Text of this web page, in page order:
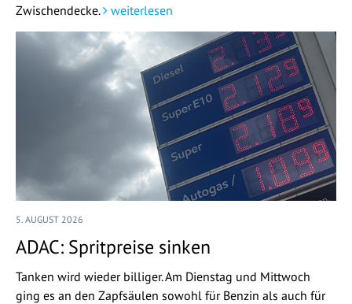
Zwischendecke.
weiterlesen
5. AUGUST 2026
ADAC: Spritpreise sinken
Tanken wird wieder billiger. Am Dienstag und Mittwoch
ging es an den Zapfsäulen sowohl für Benzin als auch für